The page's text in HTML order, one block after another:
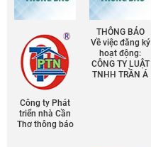
Công ty Phát
triển nhà Cần
Thơ thông báo
THÔNG BÁO
Về việc đăng ký
hoạt động:
CÔNG TY LUẬT
TNHH TRẦN Á